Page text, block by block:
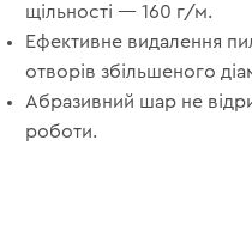
щільності — 160 г/м.
Ефективне видалення
отворів збільшеного
Абразивний шар не
роботи.